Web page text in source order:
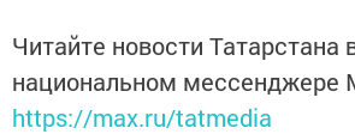
Читайте новости Татарстана
национальном мессенджере
https://max.ru/tatmedia